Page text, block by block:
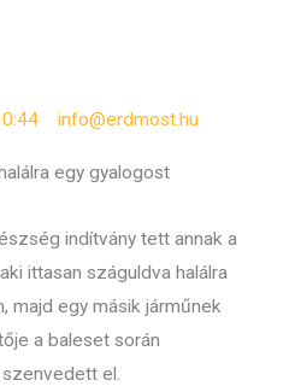
info@erdmost.hu
egy gyalogost
indítvány tett annak a
ittasan száguldva halálra
majd egy másik járműnek
a baleset során
el.